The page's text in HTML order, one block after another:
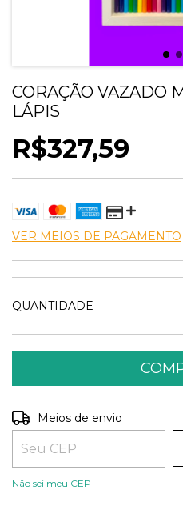
CORAÇÃO VAZADO
LÁPIS
R$327,59
VER MEIOS DE PAGAMENTO
QUANTIDADE
Entregas para o CEP:
Meios de envio
Não sei meu CEP